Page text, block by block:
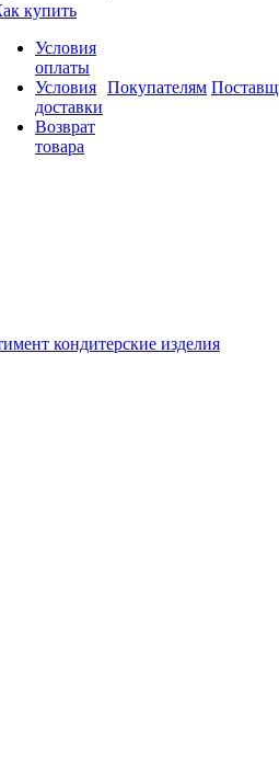
купить
Условия
оплаты
Условия
доставки
Возврат
товара
Покупателям
кондитерские изделия